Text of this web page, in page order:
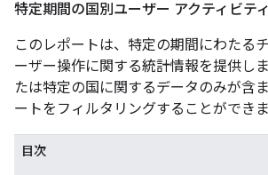
特定期間の国別ユーザー アクティビティ
このレポートは、特定の期間にわたる
ーザー操作に関する統計情報を提供し
たは特定の国に関するデータのみが含
ートをフィルタリングすることができま
目次